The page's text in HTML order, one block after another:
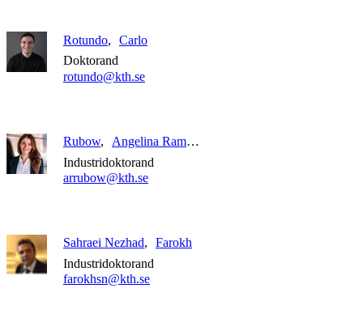
Rotundo
Carlo
Doktorand
rotundo@kth.se
Rubow
Angelina Ramona
Industridoktorand
arrubow@kth.se
Sahraei Nezhad
Farokh
Industridoktorand
farokhsn@kth.se